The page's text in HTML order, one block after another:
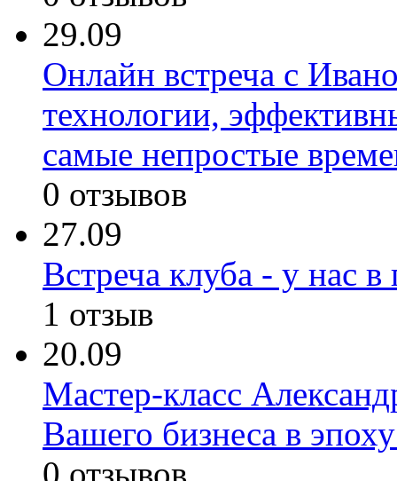
29.09
Онлайн встреча с
технологии,
самые непростые
0 отзывов
27.09
Встреча клуба - у нас
1 отзыв
20.09
Мастер-класс
Вашего бизнеса в